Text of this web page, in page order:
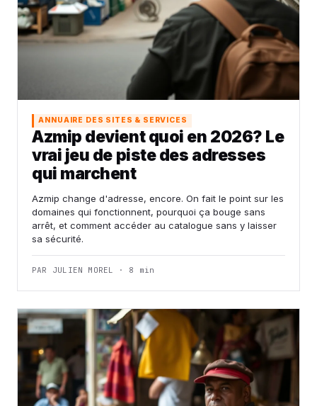
ANNUAIRE DES SITES & SERVICES
Azmip devient quoi en 2026? Le
vrai jeu de piste des adresses
qui marchent
Azmip change d'adresse, encore. On fait le point sur les
domaines qui fonctionnent, pourquoi ça bouge sans
arrêt, et comment accéder au catalogue sans y laisser
sa sécurité.
PAR JULIEN MOREL · 8 min